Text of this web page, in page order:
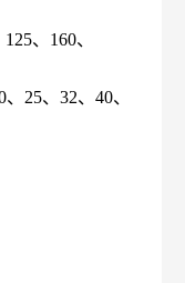
、160、
25、32、40、